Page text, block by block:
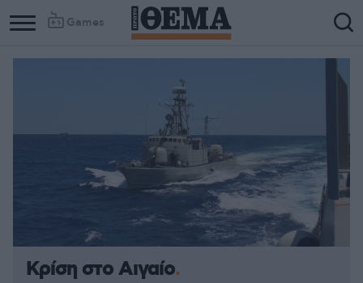
Games
Κρίση στο Αιγαίο